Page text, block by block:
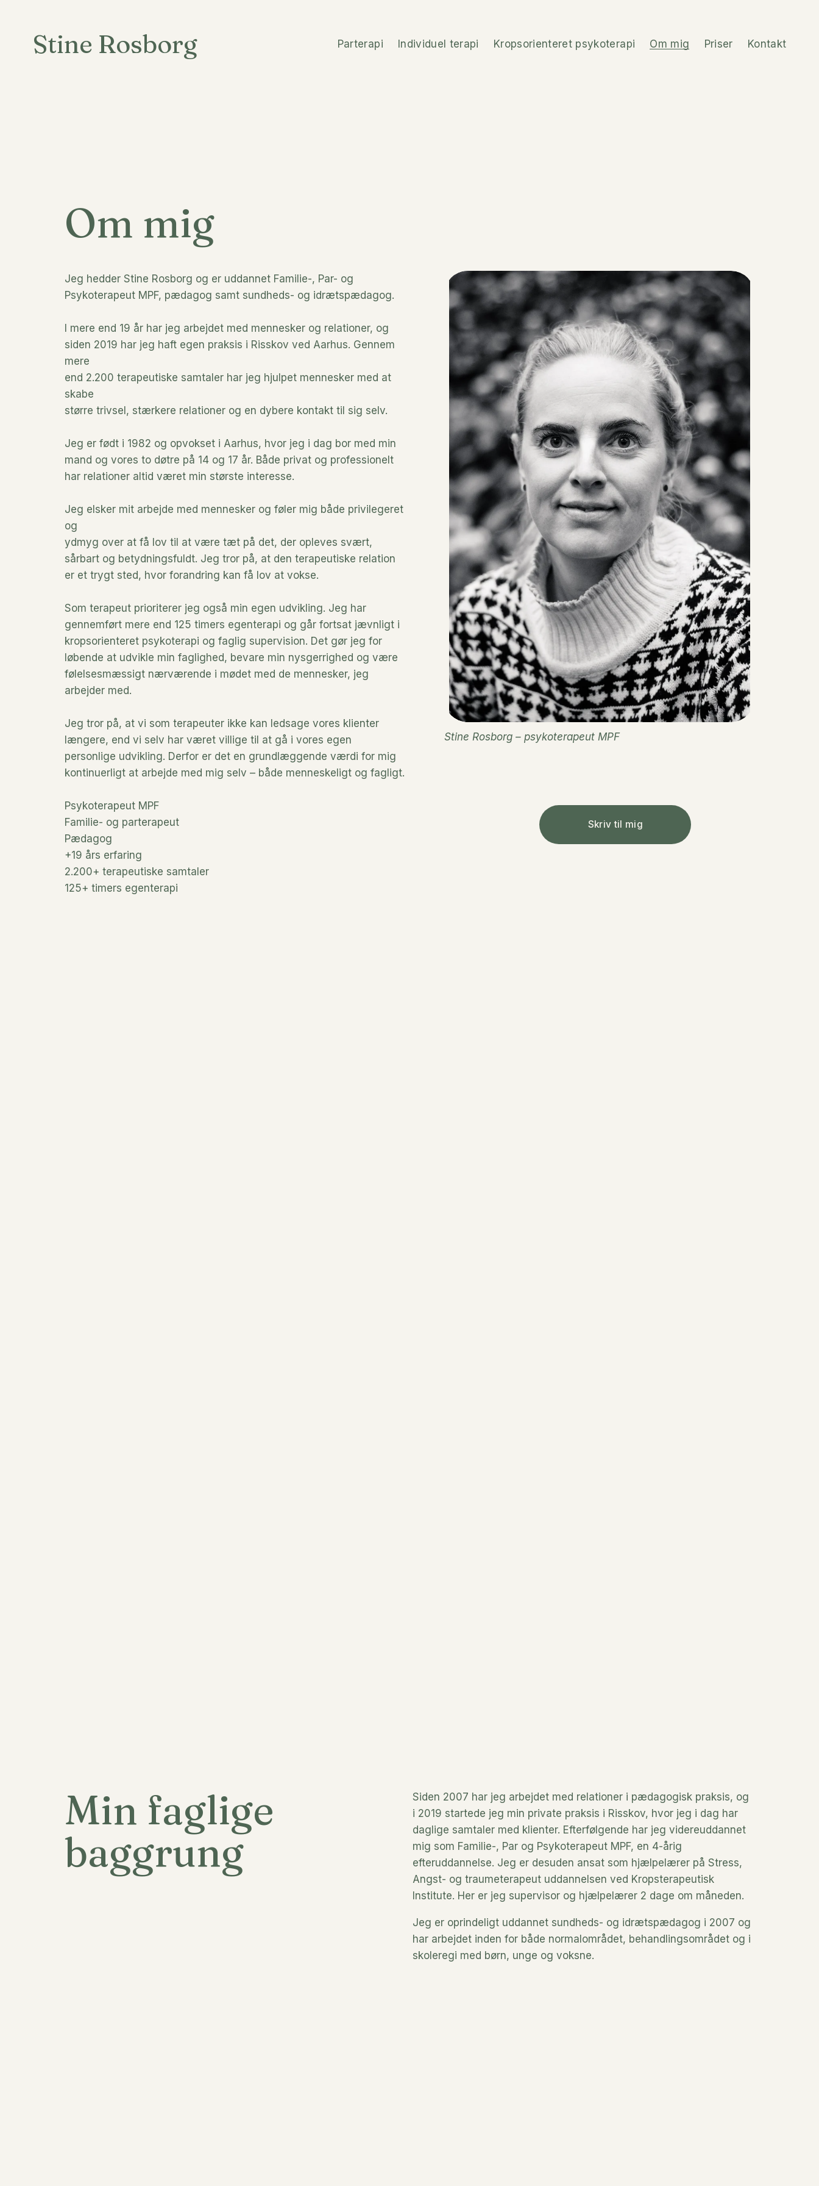
Stine Rosborg Parterapi Individuel terapi Kropsorienteret psykoterapi Om mig Priser Kontakt
Om mig
Stine Rosborg – psykoterapeut MPF
Jeg hedder Stine Rosborg og er uddannet Familie-, Par- og
Psykoterapeut MPF, pædagog samt sundheds- og idrætspædagog.
I mere end 19 år har jeg arbejdet med mennesker og relationer, og
siden 2019 har jeg haft egen praksis i Risskov ved Aarhus. Gennem
mere
end 2.200 terapeutiske samtaler har jeg hjulpet mennesker med at
skabe
større trivsel, stærkere relationer og en dybere kontakt til sig selv.
Jeg er født i 1982 og opvokset i Aarhus, hvor jeg i dag bor med min
mand og vores to døtre på 14 og 17 år. Både privat og professionelt
har relationer altid været min største interesse.
Jeg elsker mit arbejde med mennesker og føler mig både privilegeret
og
ydmyg over at få lov til at være tæt på det, der opleves svært,
sårbart og betydningsfuldt. Jeg tror på, at den terapeutiske relation
er et trygt sted, hvor forandring kan få lov at vokse.
Som terapeut prioriterer jeg også min egen udvikling. Jeg har
gennemført mere end 125 timers egenterapi og går fortsat jævnligt i
kropsorienteret psykoterapi og faglig supervision. Det gør jeg for
løbende at udvikle min faglighed, bevare min nysgerrighed og være
følelsesmæssigt nærværende i mødet med de mennesker, jeg
arbejder med.
Jeg tror på, at vi som terapeuter ikke kan ledsage vores klienter
længere, end vi selv har været villige til at gå i vores egen
personlige udvikling. Derfor er det en grundlæggende værdi for mig
kontinuerligt at arbejde med mig selv – både menneskeligt og fagligt.
Psykoterapeut MPF
Familie- og parterapeut
Pædagog
+19 års erfaring
2.200+ terapeutiske samtaler
125+ timers egenterapi
Skriv til mig
Min faglige
baggrung
Siden 2007 har jeg arbejdet med relationer i pædagogisk praksis, og
i 2019 startede jeg min private praksis i Risskov, hvor jeg i dag har
daglige samtaler med klienter. Efterfølgende har jeg videreuddannet
mig som Familie-, Par og Psykoterapeut MPF, en 4-årig
efteruddannelse. Jeg er desuden ansat som hjælpelærer på Stress,
Angst- og traumeterapeut uddannelsen ved Kropsterapeutisk
Institute. Her er jeg supervisor og hjælpelærer 2 dage om måneden.
Jeg er oprindeligt uddannet sundheds- og idrætspædagog i 2007 og
har arbejdet inden for både normalområdet, behandlingsområdet og i
skoleregi med børn, unge og voksne.